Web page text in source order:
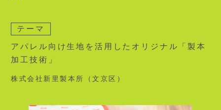
テーマ
アパレル向け生地を活用したオリジナル「製本
加工技術」
株式会社新里製本所（文京区）